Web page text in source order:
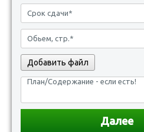
Добавить файл